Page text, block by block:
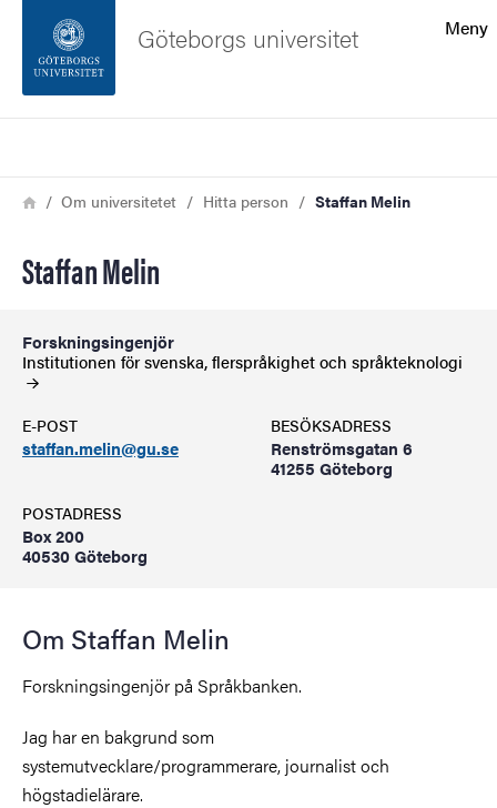
Sidfoten
Meny
Göteborgs universitet
Länkstig
HemOm universitetet Hitta person Staffan Melin
Staffan Melin
Forskningsingenjör
Institutionen för svenska, flerspråkighet och språkteknologi
E-POST
staffan.melin@gu.se
BESÖKSADRESS
Renströmsgatan 6
41255 Göteborg
POSTADRESS
Box 200
40530 Göteborg
Om Staffan Melin
Forskningsingenjör på Språkbanken.
Jag har en bakgrund som
systemutvecklare/programmerare, journalist och
högstadielärare.